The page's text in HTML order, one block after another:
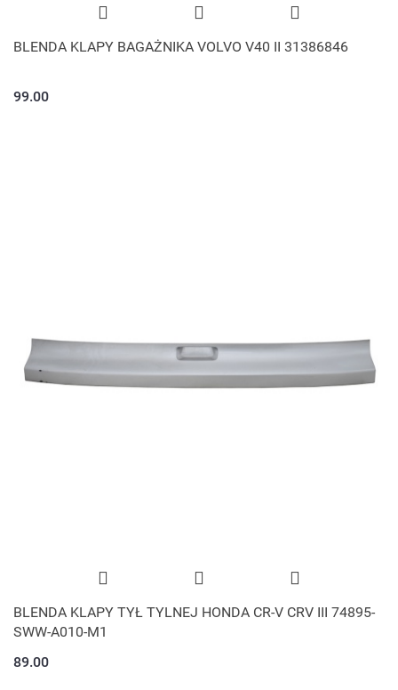
BLENDA KLAPY BAGAŻNIKA VOLVO V40 II 31386846
99.00
BLENDA KLAPY TYŁ TYLNEJ HONDA CR-V CRV III 74895-
SWW-A010-M1
89.00